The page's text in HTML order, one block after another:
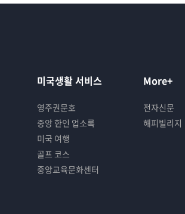
미국생활 서비스
영주권문호
중앙 한인 업소록
미국 여행
골프 코스
중앙교육문화센터
More+
전자신문
해피빌리지